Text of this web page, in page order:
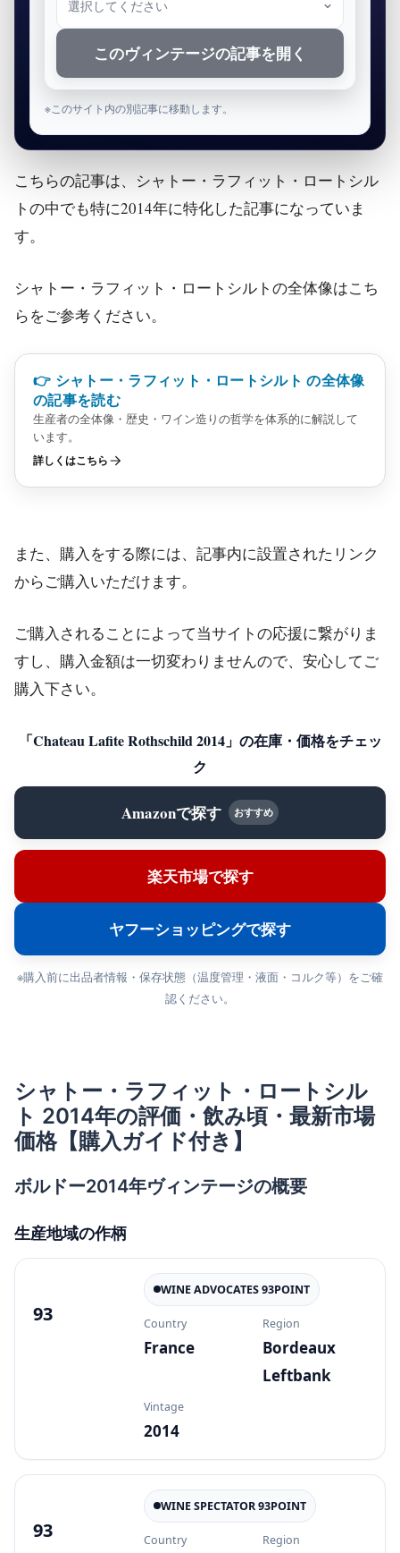
このヴィンテージの記事を開く
※このサイト内の別記事に移動します。
こちらの記事は、シャトー・ラフィット・ロートシル
トの中でも特に2014年に特化した記事になっていま
す。
シャトー・ラフィット・ロートシルトの全体像はこち
らをご参考ください。
👉 シャトー・ラフィット・ロートシルト の全体像
の記事を読む
生産者の全体像・歴史・ワイン造りの哲学を体系的に解説して
います。
詳しくはこちら
また、購入をする際には、記事内に設置されたリンク
からご購入いただけます。
ご購入されることによって当サイトの応援に繋がりま
すし、購入金額は一切変わりませんので、安心してご
購入下さい。
「Chateau Lafite Rothschild 2014」の在庫・価格をチェッ
ク
Amazonで探す おすすめ
楽天市場で探す
ヤフーショッピングで探す
※購入前に出品者情報・保存状態（温度管理・液面・コルク等）をご確
認ください。
シャトー・ラフィット・ロートシル
ト 2014年の評価・飲み頃・最新市場
価格【購入ガイド付き】
ボルドー2014年ヴィンテージの概要
生産地域の作柄
93
WINE ADVOCATES 93POINT
Country
France
Region
Bordeaux
Leftbank
Vintage
2014
93
WINE SPECTATOR 93POINT
Country Region